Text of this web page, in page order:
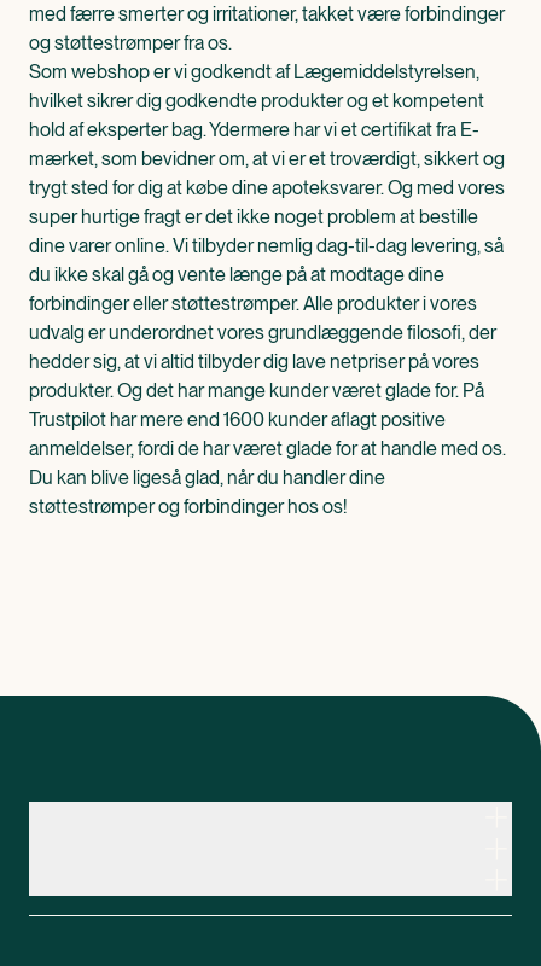
med færre smerter og irritationer, takket være forbindinger
og støttestrømper fra os.
Som webshop er vi godkendt af Lægemiddelstyrelsen,
hvilket sikrer dig godkendte produkter og et kompetent
hold af eksperter bag. Ydermere har vi et certifikat fra E-
mærket, som bevidner om, at vi er et troværdigt, sikkert og
trygt sted for dig at købe dine apoteksvarer. Og med vores
super hurtige fragt er det ikke noget problem at bestille
dine varer online. Vi tilbyder nemlig dag-til-dag levering, så
du ikke skal gå og vente længe på at modtage dine
forbindinger eller støttestrømper. Alle produkter i vores
udvalg er underordnet vores grundlæggende filosofi, der
hedder sig, at vi altid tilbyder dig lave netpriser på vores
produkter. Og det har mange kunder været glade for. På
Trustpilot har mere end 1600 kunder aflagt positive
anmeldelser, fordi de har været glade for at handle med os.
Du kan blive ligeså glad, når du handler dine
støttestrømper og forbindinger hos os!
CVR: 37983446
Apopro guider